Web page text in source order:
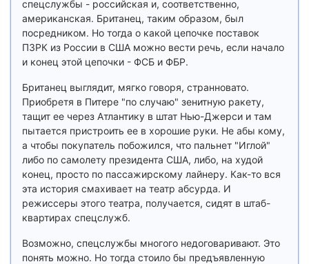
спецслужбы - российская и, соответственно,
американская. Британец, таким образом, был
посредником. Но тогда о какой цепочке поставок
ПЗРК из России в США можно вести речь, если начало
и конец этой цепочки - ФСБ и ФБР.
Британец выглядит, мягко говоря, странновато.
Приобретя в Питере "по случаю" зенитную ракету,
тащит ее через Атлантику в штат Нью-Джерси и там
пытается пристроить ее в хорошие руки. Не абы кому,
а чтобы покупатель побожился, что пальнет "Иглой"
либо по самолету президента США, либо, на худой
конец, просто по пассажирскому лайнеру. Как-то вся
эта история смахивает на театр абсурда. И
режиссеры этого театра, получается, сидят в штаб-
квартирах спецслужб.
Возможно, спецслужбы многого недоговаривают. Это
понять можно. Но тогда стоило бы предъявленную